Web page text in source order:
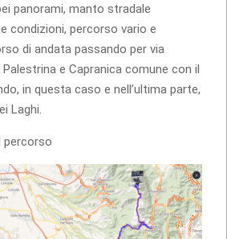
panorami, manto stradale
condizioni, percorso vario e
di andata passando per via
e Capranica comune con il
in questa caso e nell’ultima parte,
Laghi.
percorso